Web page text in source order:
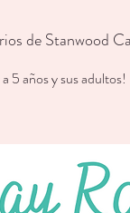
de Stanwood
5 años y sus adultos!